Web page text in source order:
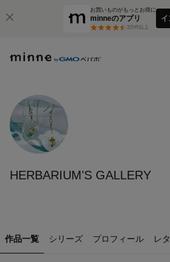
お買いものがもっとお得に
minneのアプリ
3万件以上
イ
HERBARIUM'S GALLERY
作品一覧 シリーズ プロフィール レ